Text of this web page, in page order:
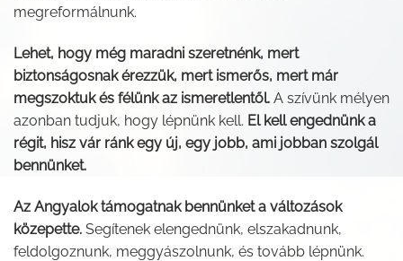
megreformálnunk.
Lehet, hogy még maradni szeretnénk, mert
biztonságosnak érezzük, mert ismerős, mert már
megszoktuk és félünk az ismeretlentől. A szívünk mélyen
azonban tudjuk, hogy lépnünk kell. El kell engednünk a
régit, hisz vár ránk egy új, egy jobb, ami jobban szolgál
bennünket.
Az Angyalok támogatnak bennünket a változások
közepette. Segítenek elengednünk, elszakadnunk,
feldolgoznunk, meggyászolnunk, és tovább lépnünk.